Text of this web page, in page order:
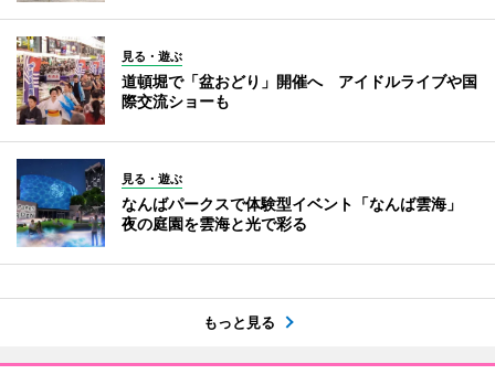
見る・遊ぶ
道頓堀で「盆おどり」開催へ アイドルライブや国
際交流ショーも
見る・遊ぶ
なんばパークスで体験型イベント「なんば雲海」
夜の庭園を雲海と光で彩る
もっと見る